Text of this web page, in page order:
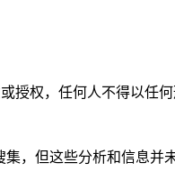
授权，任何人不得以任
，但这些分析和信息